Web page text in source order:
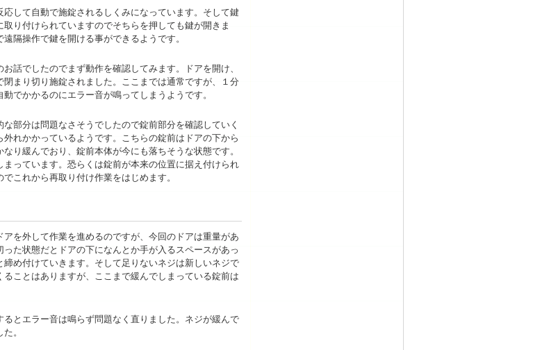
して自動で施錠されるしくみになっています。そして鍵
り付けられていますのでそちらを押しても鍵が開きま
隔操作で鍵を開ける事ができるようです。
話でしたのでまず動作を確認してみます。ドアを開け、
まり切り施錠されました。ここまでは通常ですが、１分
でかかるのにエラー音が鳴ってしまうようです。
部分は問題なさそうでしたので錠前部分を確認していく
れかかっているようです。こちらの錠前はドアの下から
り緩んでおり、錠前本体が今にも落ちそうな状態です。
っています。恐らくは錠前が本来の位置に据え付けられ
これから再取り付け作業をはじめます。
を外して作業を進めるのですが、今回のドアは重量があ
た状態だとドアの下になんとか手が入るスペースがあっ
め付けていきます。そして足りないネジは新しいネジで
ことはありますが、ここまで緩んでしまっている錠前は
とエラー音は鳴らず問題なく直りました。ネジが緩んで
。